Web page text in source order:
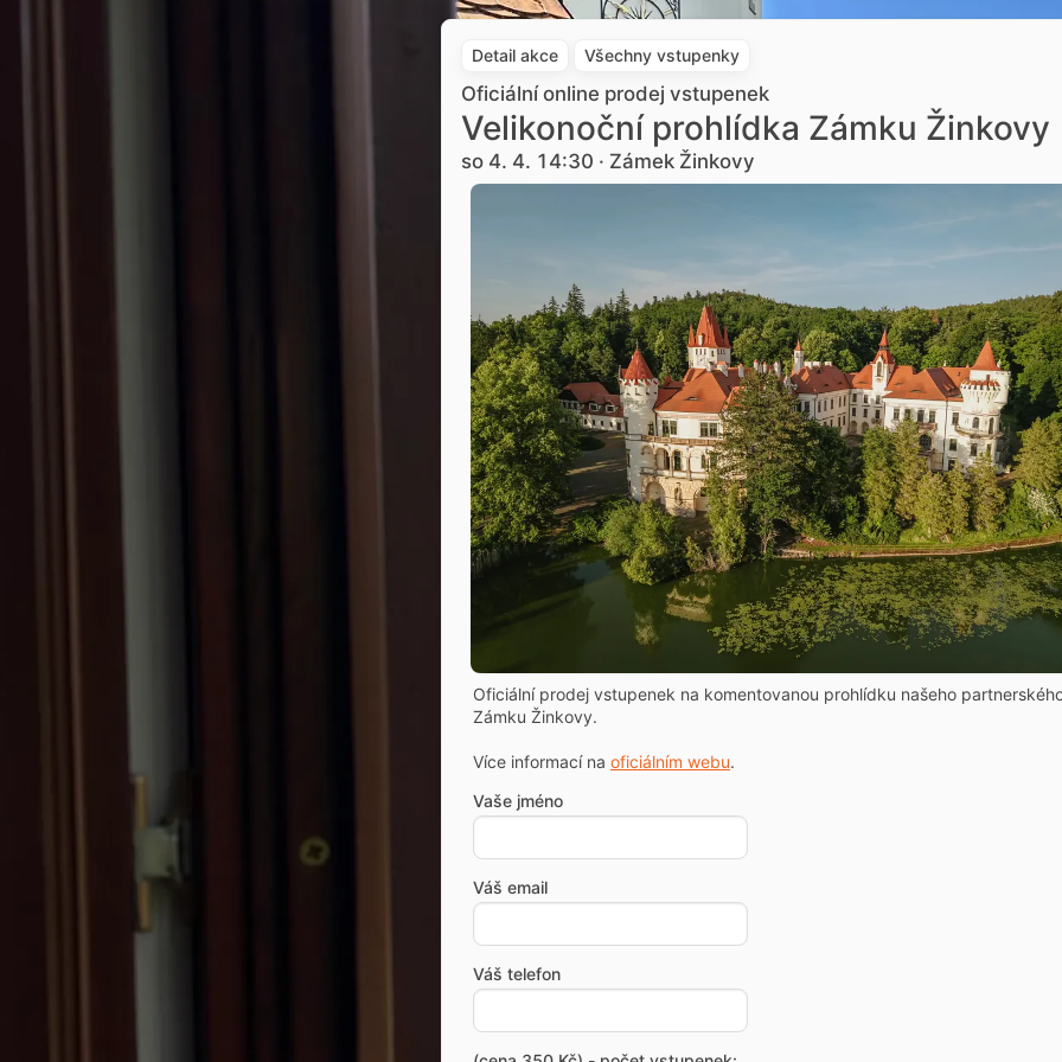
Detail akce Všechny vstupenky
Oficiální online prodej vstupenek
Velikonoční prohlídka Zámku Žinkovy
so 4. 4. 14:30 · Zámek Žinkovy
Oficiální prodej vstupenek na komentovanou prohlídku našeho
Zámku Žinkovy.
Více informací na oficiálním webu.
Vaše jméno
Váš email
Váš telefon